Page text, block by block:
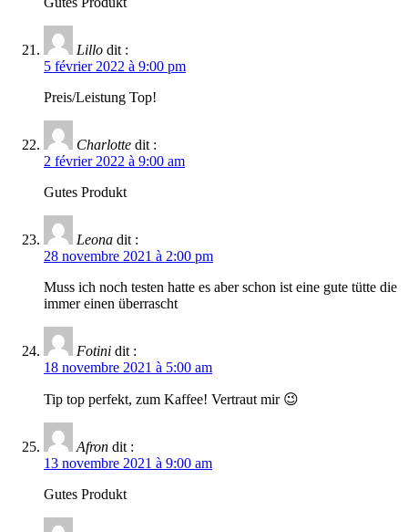
Lillo dit :
5 février 2022 à 9:00 pm
Preis/Leistung Top!
Charlotte dit :
2 février 2022 à 9:00 am
Gutes Produkt
Leona dit :
28 novembre 2021 à 2:00 pm
Muss ich noch testen hatte es aber schon ist eine gute tütte die
immer einen überrascht
Fotini dit :
18 novembre 2021 à 5:00 am
Tip top perfekt, zum Kaffee! Vertraut mir 😉
Afron dit :
13 novembre 2021 à 9:00 am
Gutes Produkt